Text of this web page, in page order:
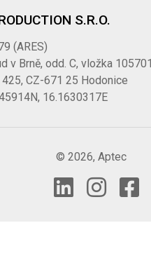
S.R.O.
(ARES)
v Brně, odd. C, vložka 105701
CZ-671 25 Hodonice
16.1630317E
© 2026, Aptec